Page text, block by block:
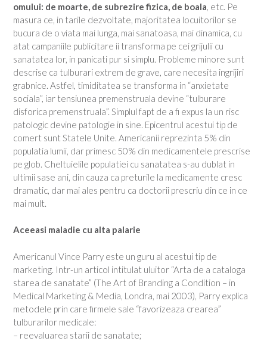
omului: de moarte, de subrezire fizica, de boala , etc. Pe
masura ce, in tarile dezvoltate, majoritatea locuitorilor se
bucura de o viata mai lunga, mai sanatoasa, mai dinamica, cu
atat campaniile publicitare ii transforma pe cei grijulii cu
sanatatea lor, in panicati pur si simplu. Probleme minore sunt
descrise ca tulburari extrem de grave, care necesita ingrijiri
grabnice. Astfel, timiditatea se transforma in “anxietate
sociala”, iar tensiunea premenstruala devine “tulburare
disforica premenstruala”. Simplul fapt de a fi expus la un risc
patologic devine patologie in sine. Epicentrul acestui tip de
comert sunt Statele Unite. Americanii reprezinta 5% din
populatia lumii, dar primesc 50% din medicamentele prescrise
pe glob. Cheltuielile populatiei cu sanatatea s-au dublat in
ultimii sase ani, din cauza ca preturile la medicamente cresc
dramatic, dar mai ales pentru ca doctorii prescriu din ce in ce
mai mult.
Aceeasi maladie cu alta palarie
Americanul Vince Parry este un guru al acestui tip de
marketing. Intr-un articol intitulat uluitor “Arta de a cataloga
starea de sanatate” (The Art of Branding a Condition – in
Medical Marketing & Media, Londra, mai 2003), Parry explica
metodele prin care firmele sale “favorizeaza crearea”
tulburarilor medicale:
– reevaluarea starii de sanatate;